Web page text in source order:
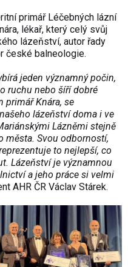
í primář Léčebných lázní
ára, lékař, který celý svůj
ého lázeňství, autor řady
české balneologie.
jeden významný počin,
ruchu nebo šíří dobré
primář Knára, se
lázeňství doma i ve
Lázněmi stejně
města. Svou odborností,
to nejlepší, co
Lázeňství je významnou
a jeho práce si velmi
AHR ČR Václav Stárek.